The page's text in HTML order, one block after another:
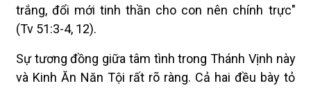
trắng, đổi mới tinh thần cho con nên chính trực"
(Tv 51:3-4, 12).
Sự tương đồng giữa tâm tình trong Thánh Vịnh này
và Kinh Ăn Năn Tội rất rõ ràng. Cả hai đều bày tỏ